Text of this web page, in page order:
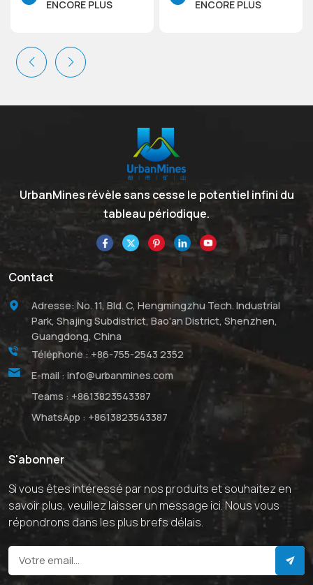
ENCORE PLUS
ENCORE PLUS
UrbanMines révèle sans cesse le potentiel infini du
tableau périodique.
Contact
Adresse: No. 11, Bld. C, Hengmingzhu Tech. Industrial
Park, Shajing Subdistrict, Bao'an District, Shenzhen,
Guangdong, China
Téléphone : +86-755-2543 2352
E-mail : info@urbanmines.com
Teams : +8613823543387
WhatsApp : +8613823543387
S'abonner
Si vous êtes intéressé par nos produits et souhaitez en
savoir plus, veuillez laisser un message ici. Nous vous
répondrons dans les plus brefs délais.